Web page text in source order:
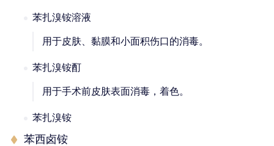
苯扎溴铵溶液
用于皮肤、黏膜和小面积伤口的消毒。
苯扎溴铵酊
用于手术前皮肤表面消毒，着色。
苯扎溴铵
苯西卤铵